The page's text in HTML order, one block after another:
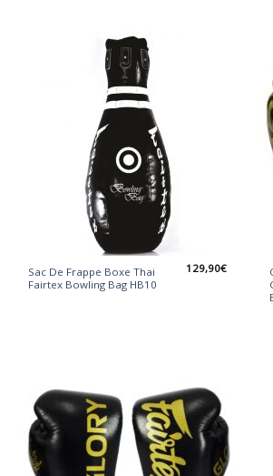
Sac De Frappe Boxe Thai
Fairtex Bowling Bag HB10
129,90€